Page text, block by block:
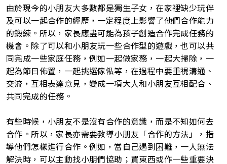
由於現今的小朋友大多數都是獨生子女，在家裡缺少玩伴
及可以一起合作的經歷，一定程度上影響了他們合作能力
的鍛練。所以，家長應盡可能為孩子創造合作完成任務的
機會。除了可以和小朋友玩一些合作型的遊戲，也可以共
同完成一些家庭任務，例如一起做家務，一起大掃除，一
起為節日佈置，一起挑選傢俬等，在過程中要重視溝通、
交流，互相表達意見，變成一項大人和小朋友互相配合、
共同完成的任務。
有些時候，小朋友不是沒有合作的意識，而是不知如何去
合作。所以，家長亦需要教導小朋友「合作的方法」，指
導他們怎樣進行合作。例如，當自己遇到困難，一人無法
解決時，可以主動找小朋們協助；買東西或作一些重要決